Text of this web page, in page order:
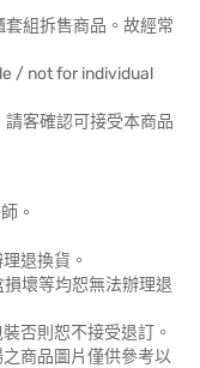
組拆售商品。故經常
/ not for individual
客確認可接受本商品
。
退換貨。
壞等均恕無法辦理退
否則恕不接受退訂。
商品圖片僅供參考以